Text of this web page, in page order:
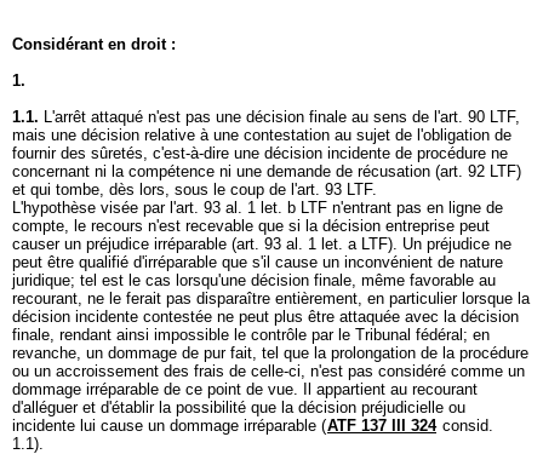
Considérant en droit :
1.
1.1. L'arrêt attaqué n'est pas une décision finale au sens de l'art. 90 LTF,
mais une décision relative à une contestation au sujet de l'obligation de
fournir des sûretés, c'est-à-dire une décision incidente de procédure ne
concernant ni la compétence ni une demande de récusation (art. 92 LTF)
et qui tombe, dès lors, sous le coup de l'art. 93 LTF.
L'hypothèse visée par l'art. 93 al. 1 let. b LTF n'entrant pas en ligne de
compte, le recours n'est recevable que si la décision entreprise peut
causer un préjudice irréparable (art. 93 al. 1 let. a LTF). Un préjudice ne
peut être qualifié d'irréparable que s'il cause un inconvénient de nature
juridique; tel est le cas lorsqu'une décision finale, même favorable au
recourant, ne le ferait pas disparaître entièrement, en particulier lorsque la
décision incidente contestée ne peut plus être attaquée avec la décision
finale, rendant ainsi impossible le contrôle par le Tribunal fédéral; en
revanche, un dommage de pur fait, tel que la prolongation de la procédure
ou un accroissement des frais de celle-ci, n'est pas considéré comme un
dommage irréparable de ce point de vue. Il appartient au recourant
d'alléguer et d'établir la possibilité que la décision préjudicielle ou
incidente lui cause un dommage irréparable (ATF 137 III 324 consid.
1.1).